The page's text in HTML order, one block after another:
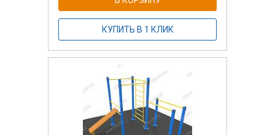
КУПИТЬ В 1 КЛИК